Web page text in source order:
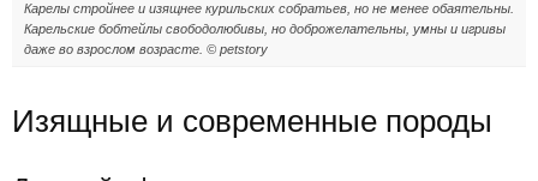
Карелы стройнее и изящнее курильских собратьев, но не менее обаятельны.
Карельские бобтейлы свободолюбивы, но доброжелательны, умны и игривы
даже во взрослом возрасте. © petstory
Изящные и современные породы